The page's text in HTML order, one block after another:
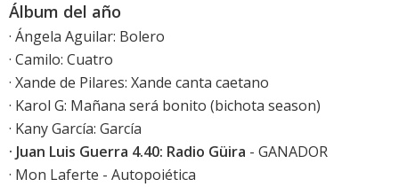
Álbum del año
· Ángela Aguilar: Bolero
· Camilo: Cuatro
· Xande de Pilares: Xande canta caetano
· Karol G: Mañana será bonito (bichota season)
· Kany García: García
· Juan Luis Guerra 4.40: Radio Güira - GANADOR
· Mon Laferte - Autopoiética